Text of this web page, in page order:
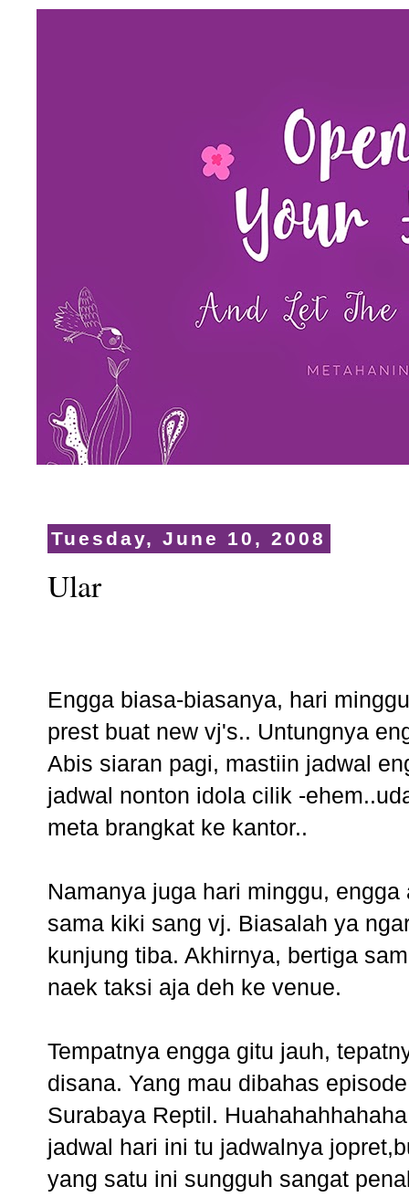
Tuesday, June 10, 2008
Ular
Engga biasa-biasanya, hari
prest buat new vj's.. Untungnya
Abis siaran pagi, mastiin jadwal
jadwal nonton idola cilik -
meta brangkat ke kantor..
Namanya juga hari minggu,
sama kiki sang vj. Biasalah ya
kunjung tiba. Akhirnya, bertiga
naek taksi aja deh ke venue.
Tempatnya engga gitu jauh,
disana. Yang mau dibahas
Surabaya Reptil.
jadwal hari ini tu jadwalnya
yang satu ini sungguh sangat